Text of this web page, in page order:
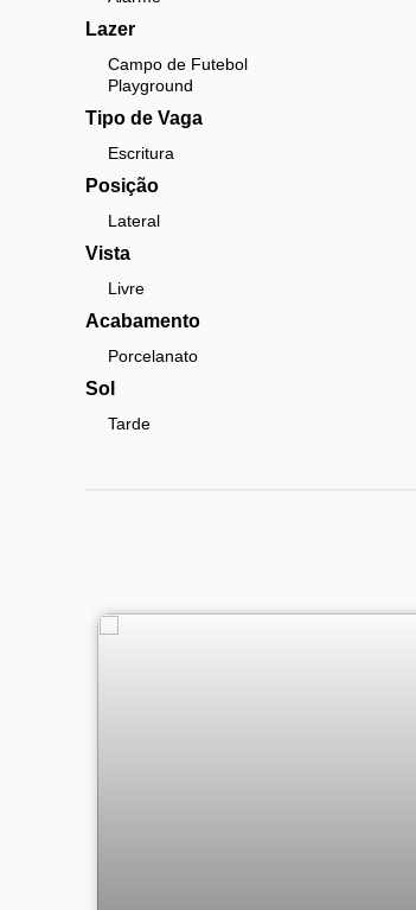
Lazer
Campo de Futebol
Playground
Tipo de Vaga
Escritura
Posição
Lateral
Vista
Livre
Acabamento
Porcelanato
Sol
Tarde